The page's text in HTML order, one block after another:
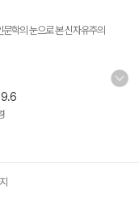
학의 눈으로 본 신자유주의
9.6